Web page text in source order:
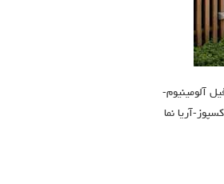
آلومینیوم-
آریا نما